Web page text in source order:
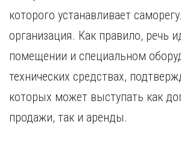
которого устанавливает
организация. Как правило, речь
помещении и специальном
технических средствах,
которых может выступать как
продажи, так и аренды.